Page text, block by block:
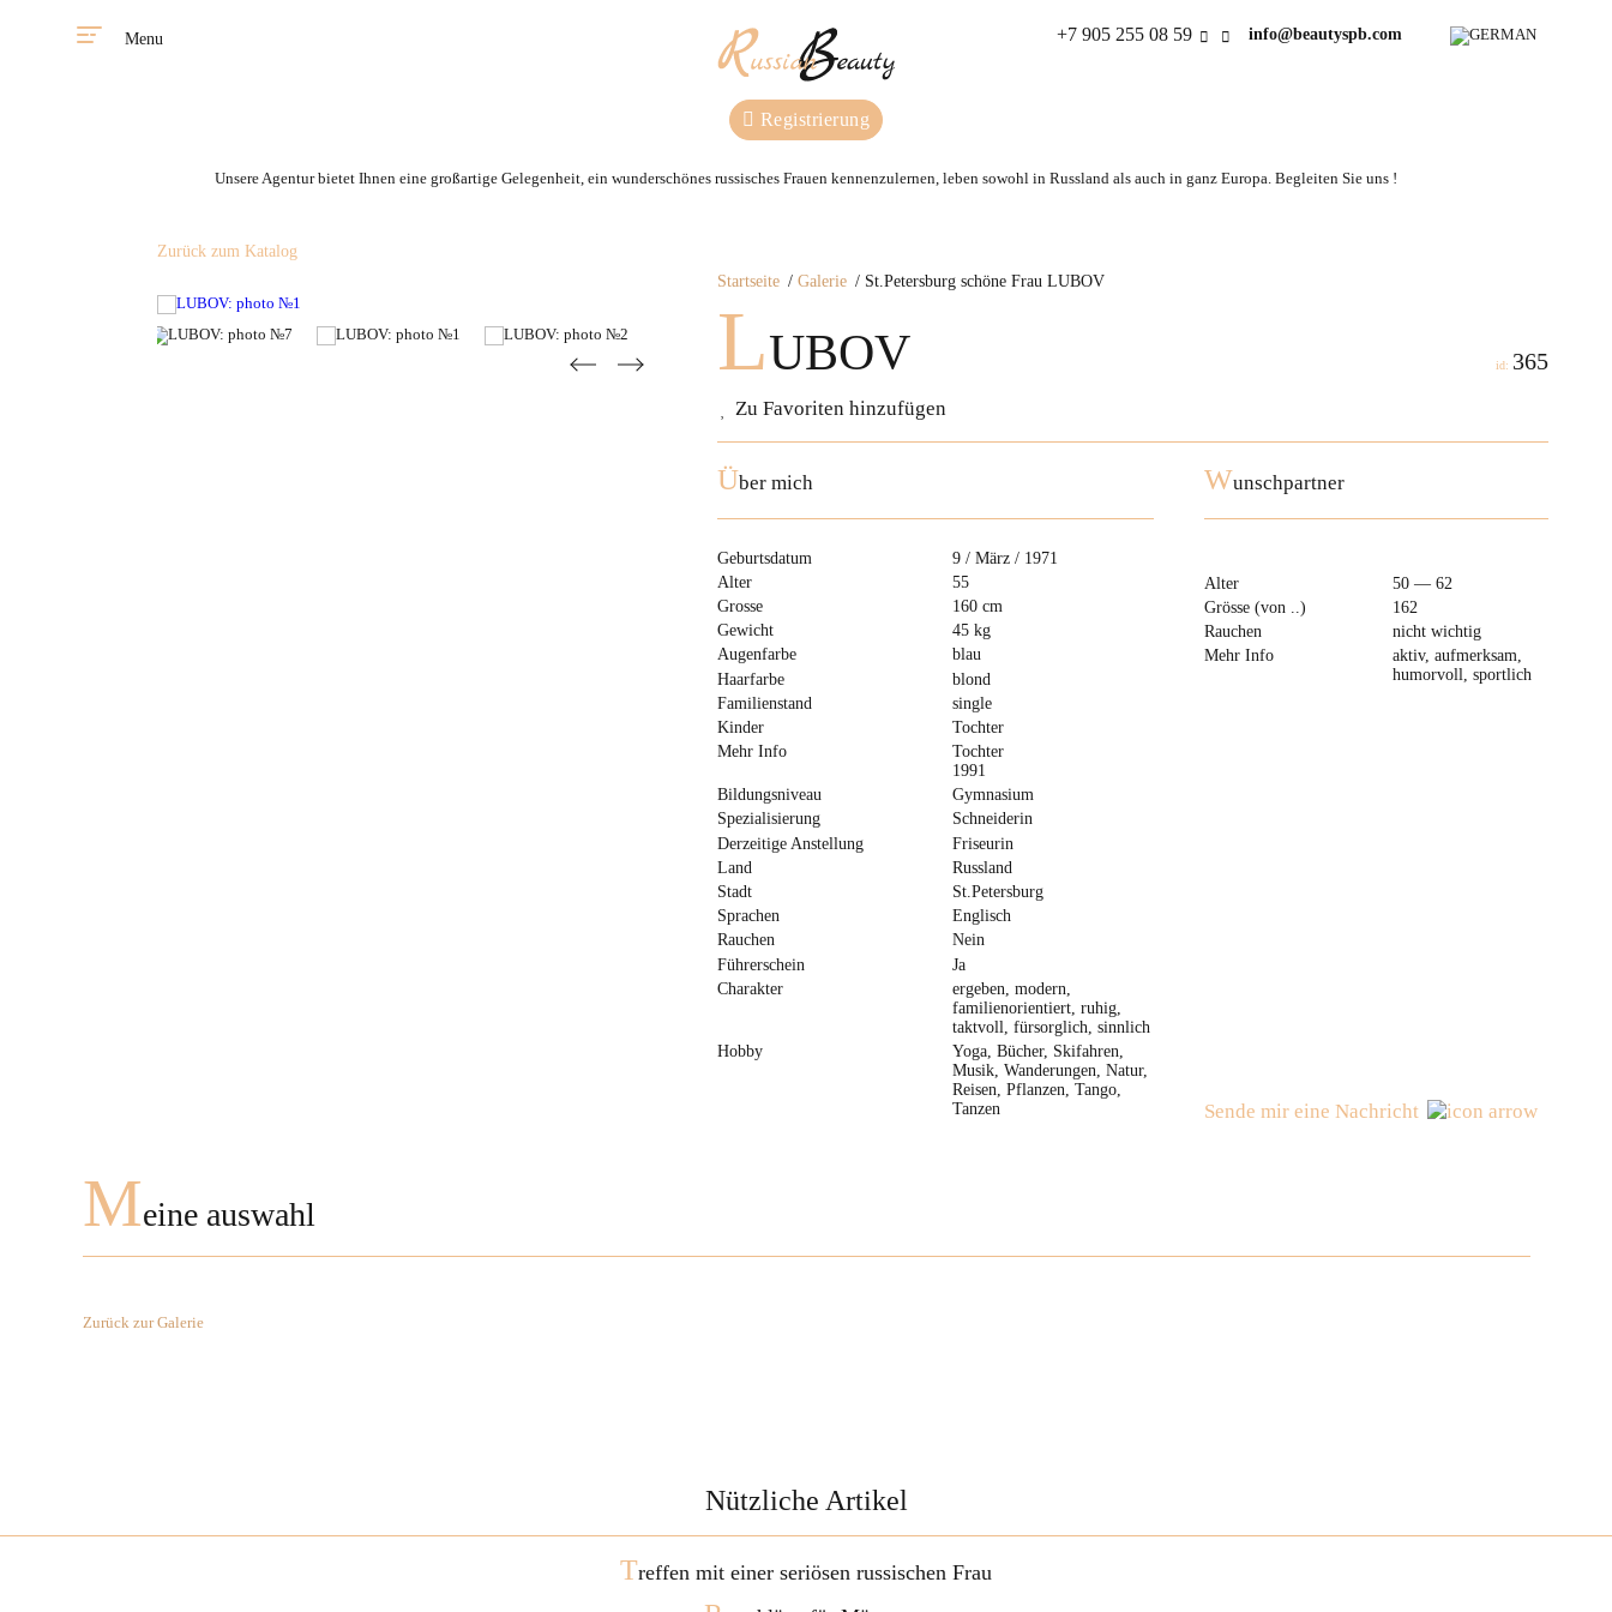
Menu +7 905 255 08 59 info@beautyspb.com
Registrierung
Unsere Agentur bietet Ihnen eine großartige Gelegenheit, ein wunderschönes russisches Frauen kennenzulernen, leben sowohl in Russland als auch in ganz Europa. Begleiten Sie uns !
Startseite Galerie St.Petersburg schöne Frau LUBOV
LUBOV
Zu Favoriten hinzufügen
id: 365
Zurück zum Katalog
Über mich
Geburtsdatum
9 / März / 1971
Alter
55
Grosse
160 cm
Gewicht
45 kg
Augenfarbe
blau
Haarfarbe
blond
Familienstand
single
Kinder
Tochter
Mehr Info
Tochter
1991
Bildungsniveau
Gymnasium
Spezialisierung
Schneiderin
Derzeitige Anstellung
Friseurin
Land
Russland
Stadt
St.Petersburg
Sprachen
Englisch
Rauchen
Nein
Führerschein
Ja
Charakter
ergeben, modern,
familienorientiert, ruhig,
taktvoll, fürsorglich, sinnlich
Hobby
Yoga, Bücher, Skifahren,
Musik, Wanderungen, Natur,
Reisen, Pflanzen, Tango,
Tanzen
Wunschpartner
Alter
50 — 62
Grösse (von ..)
162
Rauchen
nicht wichtig
Mehr Info
aktiv, aufmerksam,
humorvoll, sportlich
Sende mir eine Nachricht
Meine auswahl
Zurück zur Galerie
Nützliche Artikel
Treffen mit einer seriösen russischen Frau